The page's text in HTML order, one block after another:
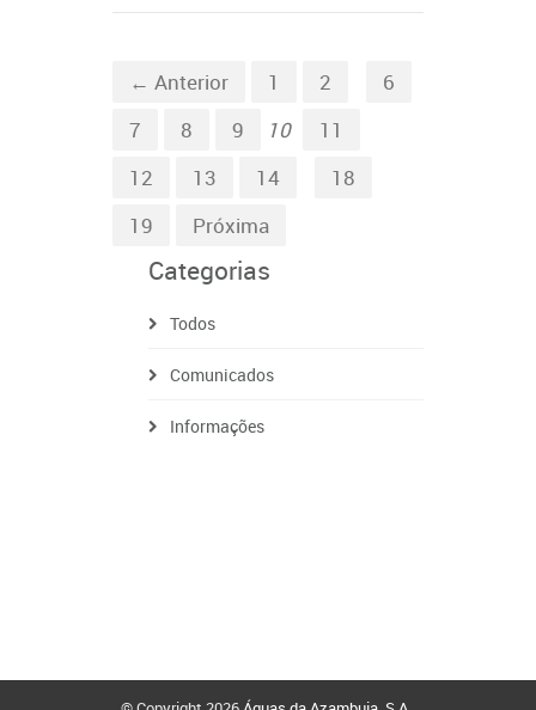
← Anterior 1 2
6
7
8 9 10
11
12
13 14
18
19
Próxima
Categorias
Todos
Comunicados
Informações